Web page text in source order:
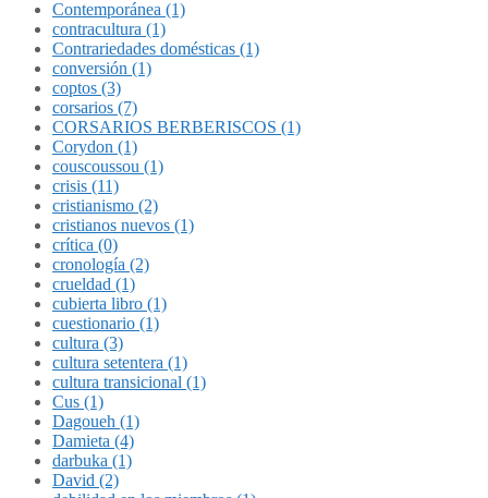
Contemporánea (1)
contracultura (1)
Contrariedades domésticas (1)
conversión (1)
coptos (3)
corsarios (7)
CORSARIOS BERBERISCOS (1)
Corydon (1)
couscoussou (1)
crisis (11)
cristianismo (2)
cristianos nuevos (1)
crítica (0)
cronología (2)
crueldad (1)
cubierta libro (1)
cuestionario (1)
cultura (3)
cultura setentera (1)
cultura transicional (1)
Cus (1)
Dagoueh (1)
Damieta (4)
darbuka (1)
David (2)